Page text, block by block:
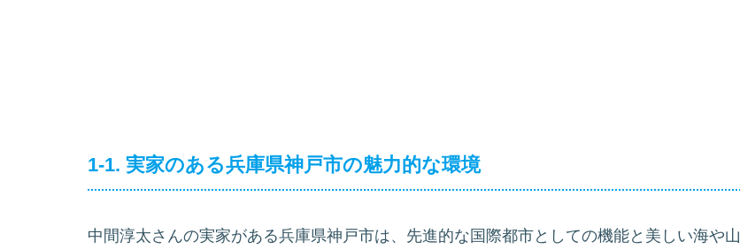
1-1. 実家のある兵庫県神戸市の魅力的な環境
中間淳太さんの実家がある兵庫県神戸市は、先進的な国際都市としての機能と美しい海や山